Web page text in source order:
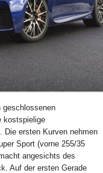
geschlossenen
kostspielige
Die ersten Kurven nehmen
Sport (vorne 255/35
angesichts des
Auf der ersten Gerade